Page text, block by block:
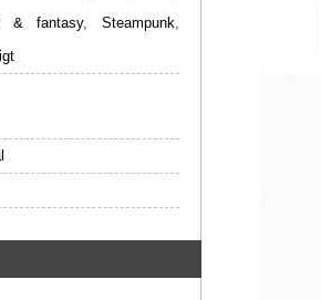
& fantasy, Steampunk,